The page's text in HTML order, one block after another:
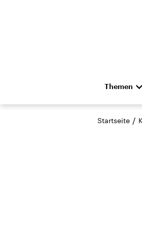
Themen
Die
Hörspiel
Anhalt
Startseite /